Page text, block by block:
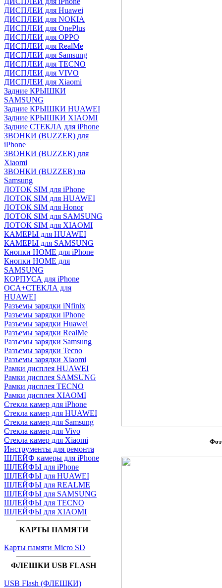
ДИСПЛЕИ для Huawei
ДИСПЛЕИ для NOKIA
ДИСПЛЕИ для OnePlus
ДИСПЛЕИ для OPPO
ДИСПЛЕИ для RealMe
ДИСПЛЕИ для Samsung
ДИСПЛЕИ для TECNO
ДИСПЛЕИ для VIVO
ДИСПЛЕИ для Xiaomi
Задние КРЫШКИ
SAMSUNG
Задние КРЫШКИ HUAWEI
Задние КРЫШКИ XIAOMI
Задние СТЕКЛА для iPhone
ЗВОНКИ (BUZZER) для
iPhone
ЗВОНКИ (BUZZER) для
Xiaomi
ЗВОНКИ (BUZZER) на
Samsung
ЛОТОК SIM для iPhone
ЛОТОК SIM для HUAWEI
ЛОТОК SIM для Honor
ЛОТОК SIM для SAMSUNG
ЛОТОК SIM для XIAOMI
КАМЕРЫ для HUAWEI
КАМЕРЫ для SAMSUNG
Кнопки HOME для iPhone
Кнопки HOME для
SAMSUNG
КОРПУСА для iPhone
OCA+СТЕКЛА для
HUAWEI
Разъемы зарядки iNfinix
Разъемы зарядки iPhone
Разъемы зарядки Huawei
Разъемы зарядки RealMe
Разъемы зарядки Samsung
Разъемы зарядки Tecno
Разъемы зарядки Xiaomi
Рамки дисплея HUAWEI
Рамки дисплея SAMSUNG
Рамки дисплея TECNO
Рамки дисплея XIAOMI
Стекла камер для iPhone
Стекла камер для HUAWEI
Стекла камер для Samsung
Стекла камер для Vivo
Стекла камер для Xiaomi
Инструменты для ремонта
ШЛЕЙФ камеры для iPhone
ШЛЕЙФЫ для iPhone
ШЛЕЙФЫ для HUAWEI
ШЛЕЙФЫ для REALME
ШЛЕЙФЫ для SAMSUNG
ШЛЕЙФЫ для TECNO
ШЛЕЙФЫ для XIAOMI
КАРТЫ ПАМЯТИ
Карты памяти Micro SD
ФЛЕШКИ USB FLASH
USB Flash (ФЛЕШКИ)